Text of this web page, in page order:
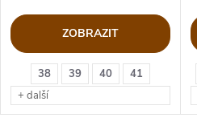
38 39 40
41
+ další
ZOBRAZIT